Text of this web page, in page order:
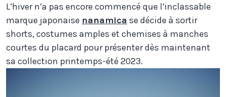
L’hiver n’a pas encore commencé que l’inclassable
marque japonaise nanamica se décide à sortir
shorts, costumes amples et chemises à manches
courtes du placard pour présenter dès maintenant
sa collection printemps-été 2023.